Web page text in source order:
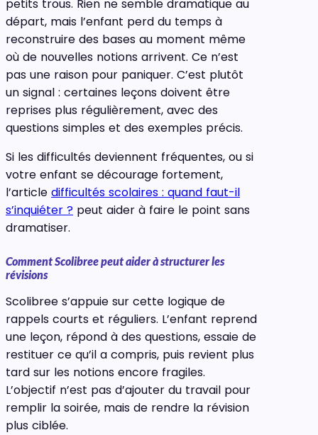
petits trous. Rien ne semble dramatique au
départ, mais l’enfant perd du temps à
reconstruire des bases au moment même
où de nouvelles notions arrivent. Ce n’est
pas une raison pour paniquer. C’est plutôt
un signal : certaines leçons doivent être
reprises plus régulièrement, avec des
questions simples et des exemples précis.
Si les difficultés deviennent fréquentes, ou si
votre enfant se décourage fortement,
l’article difficultés scolaires : quand faut-il
s’inquiéter ? peut aider à faire le point sans
dramatiser.
Comment Scolibree peut aider à structurer les
révisions
Scolibree s’appuie sur cette logique de
rappels courts et réguliers. L’enfant reprend
une leçon, répond à des questions, essaie de
restituer ce qu’il a compris, puis revient plus
tard sur les notions encore fragiles.
L’objectif n’est pas d’ajouter du travail pour
remplir la soirée, mais de rendre la révision
plus ciblée.